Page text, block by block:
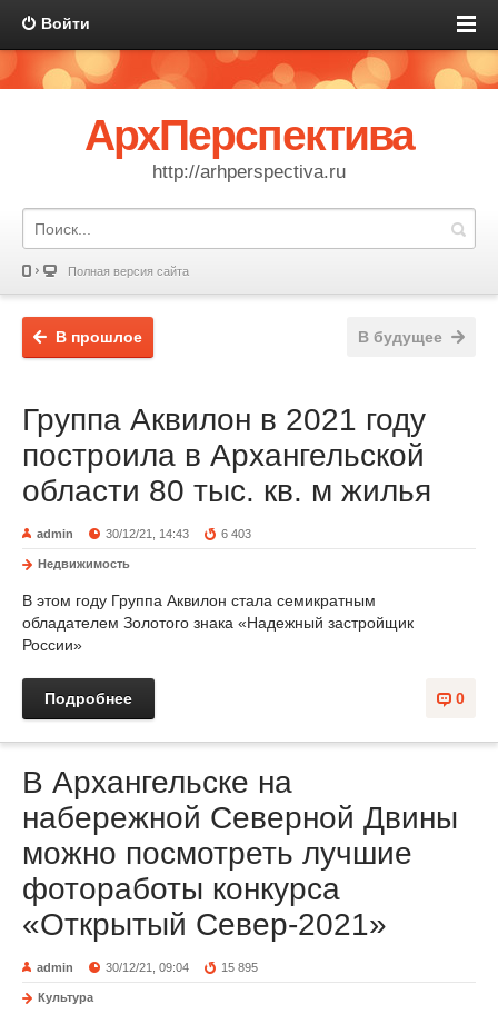
Войти
АрхПерспектива
http://arhperspectiva.ru
Полная версия сайта
В будущее
В прошлое
Группа Аквилон в 2021 году
построила в Архангельской
области 80 тыс. кв. м жилья
admin 30/12/21, 14:43 6 403
Недвижимость
В этом году Группа Аквилон стала семикратным
обладателем Золотого знака «Надежный застройщик
России»
0
Подробнее
В Архангельске на
набережной Северной Двины
можно посмотреть лучшие
фотоработы конкурса
«Открытый Север-2021»
admin 30/12/21, 09:04 15 895
Культура